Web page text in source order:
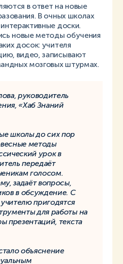
в ответ на новые
В очных школах
доски.
новые методы обучения
досок: учителя
видео, записывают
мозговых штурмах.
руководитель
«Хаб Знаний
школы до сих пор
методы
урок в
передаёт
голосом.
задаёт вопросы,
в обсуждение. С
пригодятся
для работы на
презентаций, текста
объяснение